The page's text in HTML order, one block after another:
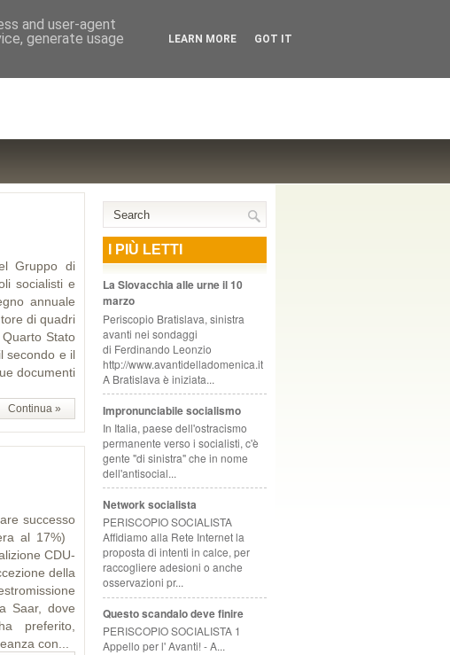
RISTORANTE COOPERATIVO, ZURIGO
Gruppo di
socialisti e
annuale
di quadri
Stato
e il
documenti
Continua »
successo
al 17%)
CDU-
della
Saar, dove
preferito,
con...
I PIÙ LETTI
La Slovacchia alle urne il 10
marzo
Periscopio Bratislava, sinistra
avanti nei sondaggi
di Ferdinando Leonzio
http://www.avantidelladomenica.it
A Bratislava è iniziata...
Impronunciabile socialismo
In Italia, paese dell'ostracismo
permanente verso i socialisti, c'è
gente "di sinistra" che in nome
dell'antisocial...
Network socialista
PERISCOPIO SOCIALISTA
Affidiamo alla Rete Internet la
proposta di intenti in calce, per
raccogliere adesioni o anche
osservazioni pr...
Questo scandalo deve finire
PERISCOPIO SOCIALISTA 1
Appello per l' Avanti! - A...
and user-agent
generate usage
LEARN MORE GOT IT